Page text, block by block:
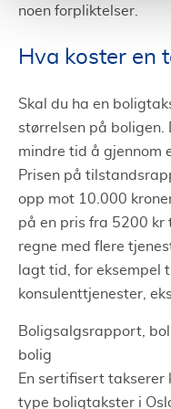
noen forpliktelser.
Hva koster en
Skal du ha en
størrelsen på boligen.
mindre tid å gjennom
Prisen på
opp mot 10.000
på en pris fra 5200 kr
regne med flere
lagt tid, for eksempel
konsulenttjenester,
Boligsalgsrapport,
bolig
En sertifisert takserer
type boligtakster i